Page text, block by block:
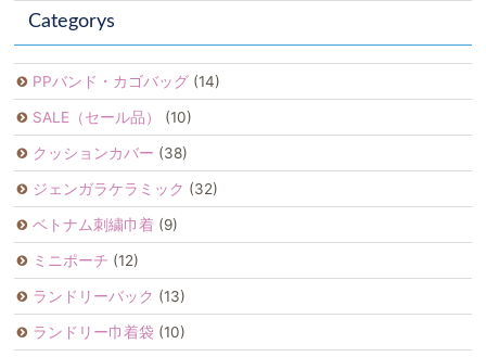
Categorys
PPバンド・カゴバッグ (14)
SALE（セール品） (10)
クッションカバー (38)
ジェンガラケラミック (32)
ベトナム刺繍巾着 (9)
ミニポーチ (12)
ランドリーバック (13)
ランドリー巾着袋 (10)